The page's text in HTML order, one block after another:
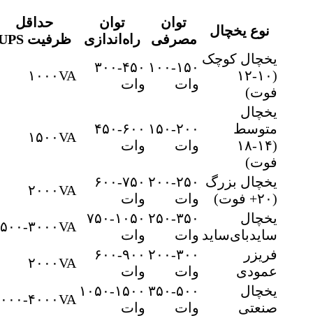
نوع یخچال
توان
مصرفی
توان
راه‌اندازی
حداقل
ظرفیت UPS
یخچال کوچک
(۱۰-۱۲
فوت)
۱۰۰-۱۵۰
وات
۳۰۰-۴۵۰
وات
۱۰۰۰VA
یخچال
متوسط
(۱۴-۱۸
فوت)
۱۵۰-۲۰۰
وات
۴۵۰-۶۰۰
وات
۱۵۰۰VA
یخچال بزرگ ۲۰۰-۲۵۰
وات
۶۰۰-۷۵۰
وات
۲۰۰۰VA
یخچال
ساید‌بای‌ساید
۲۵۰-۳۵۰
وات
۷۵۰-۱۰۵۰
وات
۲۵۰۰-۳۰۰۰VA
فریزر
عمودی
۲۰۰-۳۰۰
وات
۶۰۰-۹۰۰
وات
۲۰۰۰VA
یخچال
صنعتی
۳۵۰-۵۰۰
وات
۱۰۵۰-۱۵۰۰
وات
۳۰۰۰-۴۰۰۰VA